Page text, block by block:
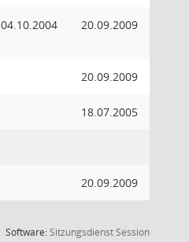
04.10.2004 20.09.2009
20.09.2009
18.07.2005
20.09.2009
Software:SitzungsdienstSession(Wird in